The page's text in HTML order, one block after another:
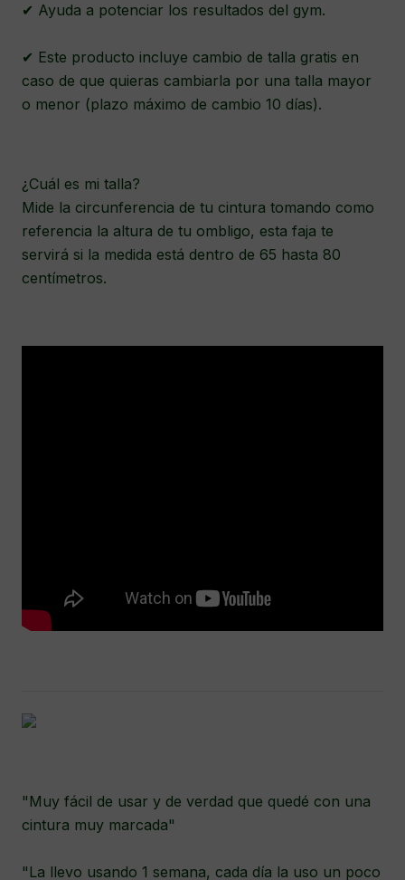
✔ Ayuda a potenciar los resultados del gym.
✔ Este producto incluye cambio de talla gratis en
caso de que quieras cambiarla por una talla mayor
o menor (plazo máximo de cambio 10 días).
¿Cuál es mi talla?
Mide la circunferencia de tu cintura tomando como
referencia la altura de tu ombligo, esta faja te
servirá si la medida está dentro de 65 hasta 80
centímetros.
"Muy fácil de usar y de verdad que quedé con una
cintura muy marcada"
"La llevo usando 1 semana, cada día la uso un poco